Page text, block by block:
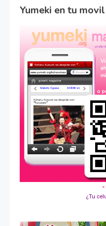
Yumeki en tu movil
¿Tu